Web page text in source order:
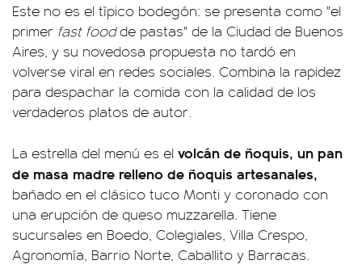
Este no es el típico bodegón: se presenta como "el
primer fast foodde pastas" de la Ciudad de Buenos
Aires, y su novedosa propuesta no tardó en
volverse viral en redes sociales. Combina la rapidez
para despachar la comida con la calidad de los
verdaderos platos de autor.
La estrella del menú es el volcán de ñoquis, un pan
de masa madre relleno de ñoquis artesanales,
bañado en el clásico tuco Monti y coronado con
una erupción de queso muzzarella. Tiene
sucursales en Boedo, Colegiales, Villa Crespo,
Agronomía, Barrio Norte, Caballito y Barracas.